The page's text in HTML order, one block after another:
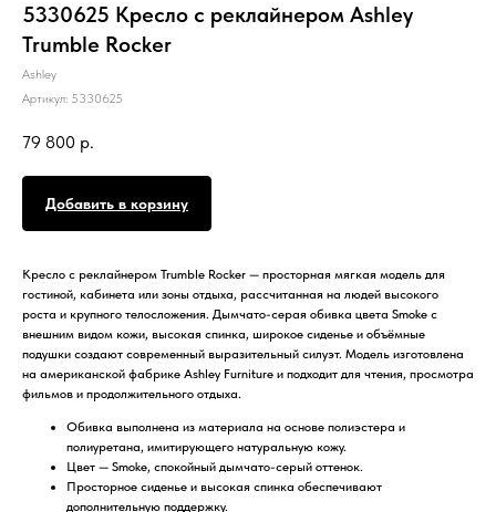
5330625 Кресло с реклайнером Ashley
Trumble Rocker
Ashley
Артикул: 5330625
79 800 р.
Добавить в корзину
Кресло с реклайнером Trumble Rocker — просторная мягкая модель для
гостиной, кабинета или зоны отдыха, рассчитанная на людей высокого
роста и крупного телосложения. Дымчато-серая обивка цвета Smoke с
внешним видом кожи, высокая спинка, широкое сиденье и объёмные
подушки создают современный выразительный силуэт. Модель изготовлена
на американской фабрике Ashley Furniture и подходит для чтения, просмотра
фильмов и продолжительного отдыха.
Обивка выполнена из материала на основе полиэстера и
полиуретана, имитирующего натуральную кожу.
Цвет — Smoke, спокойный дымчато-серый оттенок.
Просторное сиденье и высокая спинка обеспечивают
дополнительную поддержку.